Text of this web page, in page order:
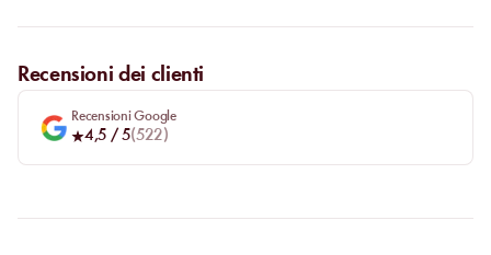
Recensioni dei clienti
Recensioni Google
4,5 / 5(522)